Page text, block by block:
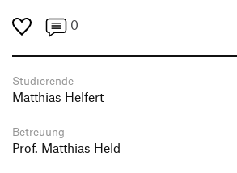
0
Studierende
Matthias Helfert
Betreuung
Prof. Matthias Held